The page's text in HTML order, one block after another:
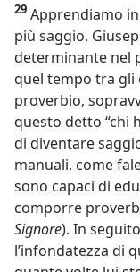
29 Apprendiamo
più saggio.
determinante nel
quel tempo tra gli
proverbio,
questo detto “chi
di diventare
manuali, come
sono capaci di
comporre
Signore). In
l’infondatezza di